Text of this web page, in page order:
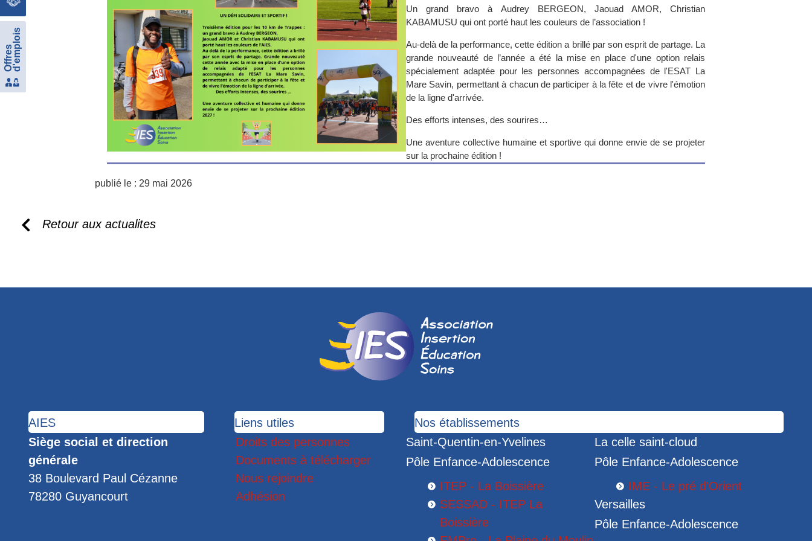
Un grand bravo à Audrey BERGEON, Jaouad AMOR, Christian
KABAMUSU qui ont porté haut les couleurs de l’association !
Au-delà de la performance, cette édition a brillé par son esprit de partage. La
grande nouveauté de l’année a été la mise en place d'une option relais
spécialement adaptée pour les personnes accompagnées de l'ESAT La
Mare Savin, permettant à chacun de participer à la fête et de vivre l'émotion
de la ligne d'arrivée.
Des efforts intenses, des sourires…
Une aventure collective humaine et sportive qui donne envie de se projeter
sur la prochaine édition !
publié le : 29 mai 2026
Retour aux actualites
AIES Liens utiles
Nos établissements
Siège social et direction
générale
38 Boulevard Paul Cézanne
78280 Guyancourt
Droits des personnes
Documents à télécharger
Nous rejoindre
Adhésion
Saint-Quentin-en-Yvelines
Pôle Enfance-Adolescence
ITEP - La Boissière
SESSAD - ITEP La
Boissière
La celle saint-cloud
Pôle Enfance-Adolescence
IME - Le pré d'Orient
Versailles
Pôle Enfance-Adolescence
Offresd'emplois